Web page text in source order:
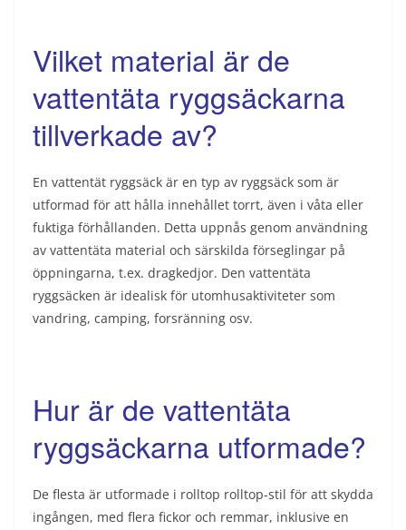
Vilket material är de
vattentäta ryggsäckarna
tillverkade av?
En vattentät ryggsäck är en typ av ryggsäck som är
utformad för att hålla innehållet torrt, även i våta eller
fuktiga förhållanden. Detta uppnås genom användning
av vattentäta material och särskilda förseglingar på
öppningarna, t.ex. dragkedjor. Den vattentäta
ryggsäcken är idealisk för utomhusaktiviteter som
vandring, camping, forsränning osv.
Hur är de vattentäta
ryggsäckarna utformade?
De flesta är utformade i rolltop rolltop-stil för att skydda
ingången, med flera fickor och remmar, inklusive en